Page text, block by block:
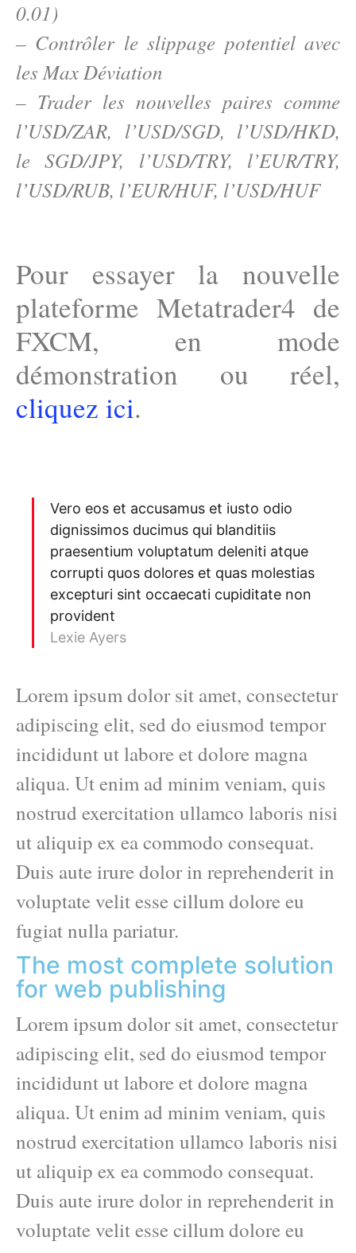
0.01)
– Contrôler le slippage potentiel avec
les Max Déviation
– Trader les nouvelles paires comme
l’USD/ZAR, l’USD/SGD, l’USD/HKD,
le SGD/JPY, l’USD/TRY, l’EUR/TRY,
l’USD/RUB, l’EUR/HUF, l’USD/HUF
Pour essayer la nouvelle
plateforme Metatrader4 de
FXCM, en mode
démonstration ou réel,
cliquez ici.
Vero eos et accusamus et iusto odio
dignissimos ducimus qui blanditiis
praesentium voluptatum deleniti atque
corrupti quos dolores et quas molestias
excepturi sint occaecati cupiditate non
provident
Lexie Ayers
Lorem ipsum dolor sit amet, consectetur
adipiscing elit, sed do eiusmod tempor
incididunt ut labore et dolore magna
aliqua. Ut enim ad minim veniam, quis
nostrud exercitation ullamco laboris nisi
ut aliquip ex ea commodo consequat.
Duis aute irure dolor in reprehenderit in
voluptate velit esse cillum dolore eu
fugiat nulla pariatur.
The most complete solution
for web publishing
Lorem ipsum dolor sit amet, consectetur
adipiscing elit, sed do eiusmod tempor
incididunt ut labore et dolore magna
aliqua. Ut enim ad minim veniam, quis
nostrud exercitation ullamco laboris nisi
ut aliquip ex ea commodo consequat.
Duis aute irure dolor in reprehenderit in
voluptate velit esse cillum dolore eu